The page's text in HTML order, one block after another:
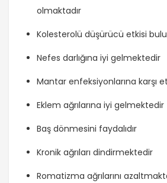
olmaktadır
Kolesterolü düşürücü etkisi
Nefes darlığına iyi gelmektedir
Mantar enfeksiyonlarına karşı
Eklem ağrılarına iyi gelmektedir
Baş dönmesini faydalıdır
Kronik ağrıları dindirmektedir
Romatizma ağrılarını